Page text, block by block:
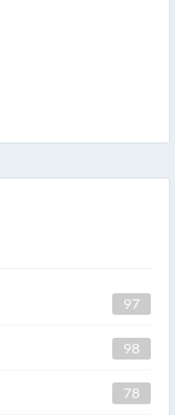
97
98
78